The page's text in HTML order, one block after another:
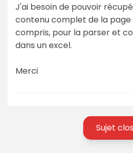
J'ai besoin de pouvoir
contenu complet de la page
compris, pour la parser et
dans un excel.
Merci
Sujet clos